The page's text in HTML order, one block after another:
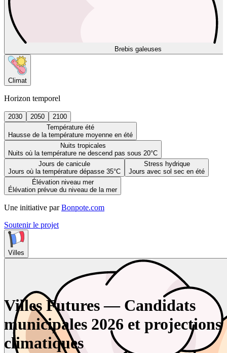
Brebis galeuses
Climat
Horizon temporel
2030 2050
2100
Température été
Hausse de la température moyenne en été
Nuits tropicales
Nuits où la température ne descend pas sous 20°C
Jours de canicule
Jours où la température dépasse 35°C
Stress hydrique
Jours avec sol sec en été
Élévation niveau mer
Élévation prévue du niveau de la mer
Une initiative par Bonpote.com
Soutenir le projet
Villes
Villes Futures — Candidats
municipales 2026 et projections
climatiques